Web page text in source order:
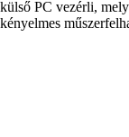
külső PC vezérli,
kényelmes